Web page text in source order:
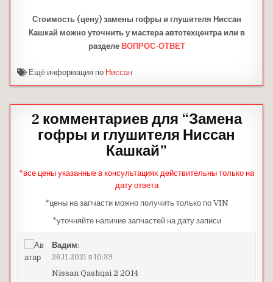
Стоимость (цену) замены гофры и глушителя Ниссан
Кашкай можно уточнить у мастера автотехцентра или в
разделе ВОПРОС-ОТВЕТ
Ещё информация по Ниссан
2 комментариев для “Замена
гофры и глушителя Ниссан
Кашкай”
*все цены указанные в консультациях действительны только на
дату ответа
*цены на запчасти можно получить только по VIN
*уточняйте наличие запчастей на дату записи
Вадим:
26.11.2021 в 10:39
Nissan Qashqai 2 2014